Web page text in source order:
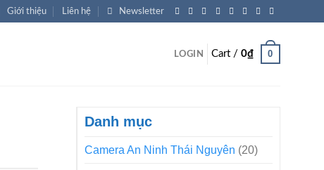
Giới thiệu Liên hệ Newsletter
LOGIN Cart / 0₫ 0
Danh mục
Camera An Ninh Thái Nguyên (20)